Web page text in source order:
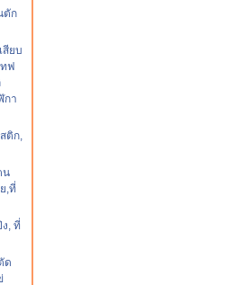
ตัก
สียบ
ฟ
กา
ติก,
น
,ที่
, ที่
ด